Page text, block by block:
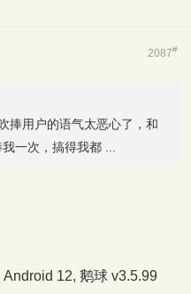
2087#
捧用户的语气太恶心了，和
一次，搞得我都 ...
12, 鹅球 v3.5.99